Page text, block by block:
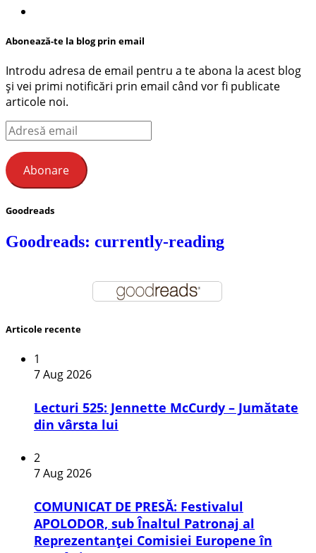
Abonează-te la blog prin email
Introdu adresa de email pentru a te abona la acest blog
și vei primi notificări prin email când vor fi publicate
articole noi.
Adresă
email
Abonare
Goodreads
Goodreads: currently-reading
Articole recente
1
7 Aug 2026
Lecturi 525: Jennette McCurdy – Jumătate
din vârsta lui
2
7 Aug 2026
COMUNICAT DE PRESĂ: Festivalul
APOLODOR, sub Înaltul Patronaj al
Reprezentanței Comisiei Europene în